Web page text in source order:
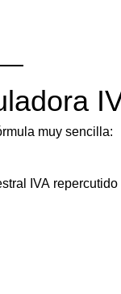
muy sencilla:
IVA